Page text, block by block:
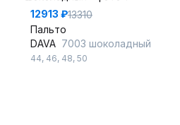
12913 ₽13310
Пальто
DAVA 7003 шоколадный
44, 46, 48, 50